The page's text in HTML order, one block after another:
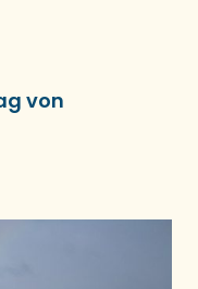
von